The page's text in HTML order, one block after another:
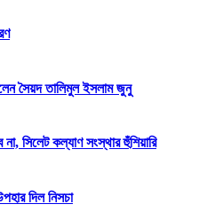
সৈয়দ তালিমুল ইসলাম জুনু
সিলেট কল্যাণ সংস্থার হুঁশিয়ারি
দিল নিসচা